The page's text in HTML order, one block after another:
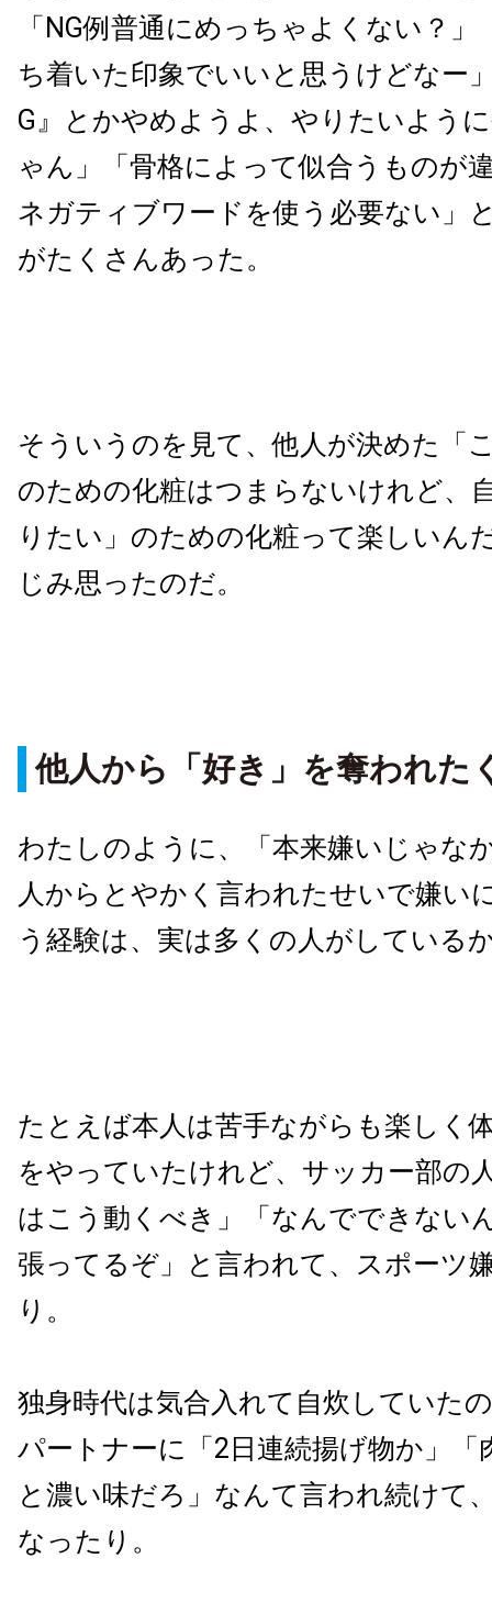
「NG例普通にめっちゃよくない？
ち着いた印象でいいと思うけどなー
G』とかやめようよ、やりたいよう
ゃん」「骨格によって似合うものが
ネガティブワードを使う必要ない」
がたくさんあった。
そういうのを見て、他人が決めた「
のための化粧はつまらないけれど、
りたい」のための化粧って楽しいん
じみ思ったのだ。
他人から「好き」を奪われた
わたしのように、「本来嫌いじゃな
人からとやかく言われたせいで嫌い
う経験は、実は多くの人がしている
たとえば本人は苦手ながらも楽しく
をやっていたけれど、サッカー部の
はこう動くべき」「なんでできない
張ってるぞ」と言われて、スポーツ
り。
独身時代は気合入れて自炊していた
パートナーに「2日連続揚げ物か」「
と濃い味だろ」なんて言われ続けて
なったり。